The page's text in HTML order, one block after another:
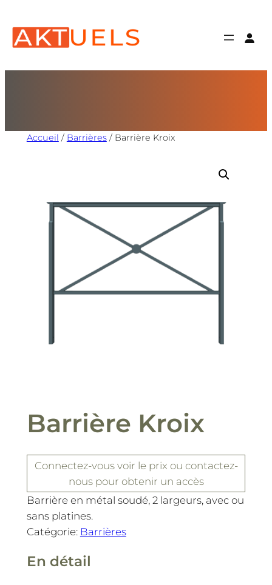
Accueil / Barrières/ Barrière Kroix
Barrière Kroix
Connectez-vousvoir le prix ou contactez-
nous pour obtenir un accès
Barrière en métal soudé, 2 largeurs, avec ou
sans platines.
Catégorie: Barrières
En détail